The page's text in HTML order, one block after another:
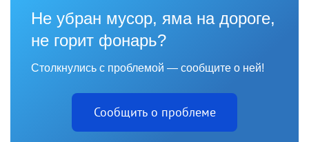
Не убран мусор, яма на дороге,
не горит фонарь?
Столкнулись с проблемой — сообщите о ней!
Сообщить о проблеме